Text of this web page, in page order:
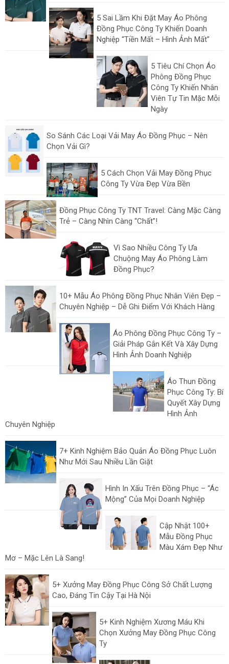
5 Sai Lầm Khi Đặt May Áo Phông
Đồng Phục Công Ty Khiến Doanh
Nghiệp “Tiền Mất – Hình Ảnh Mất”
5 Tiêu Chí Chọn Áo
Phông Đồng Phục
Công Ty Khiến Nhân
Viên Tự Tin Mặc Mỗi
Ngày
So Sánh Các Loại Vải May Áo Đồng Phục – Nên
Chọn Vải Gì?
5 Cách Chọn Vải May Đồng Phục
Công Ty Vừa Đẹp Vừa Bền
Đồng Phục Công Ty TNT Travel: Càng Mặc Càng
Trẻ – Càng Nhìn Càng “Chất”!
Vì Sao Nhiều Công Ty Ưa
Chuộng May Áo Phông Làm
Đồng Phục?
10+ Mẫu Áo Phông Đồng Phục Nhân Viên Đẹp –
Chuyên Nghiệp – Dễ Ghi Điểm Với Khách Hàng
Áo Phông Đồng Phục Công Ty –
Giải Pháp Gắn Kết Và Xây Dựng
Hình Ảnh Doanh Nghiệp
Áo Thun Đồng
Phục Công Ty: Bí
Quyết Xây Dựng
Hình Ảnh
Chuyên Nghiệp
7+ Kinh Nghiệm Bảo Quản Áo Đồng Phục Luôn
Như Mới Sau Nhiều Lần Giặt
Hình In Xấu Trên Đồng Phục – “Ác
Mộng” Của Mọi Doanh Nghiệp
Cập Nhật 100+
Mẫu Đồng Phục
Màu Xám Đẹp Như
Mơ – Mặc Lên Là Sang!
5+ Xưởng May Đồng Phục Công Sở Chất Lượng
Cao, Đáng Tin Cậy Tại Hà Nội
5+ Kinh Nghiệm Xương Máu Khi
Chọn Xưởng May Đồng Phục Công
Ty